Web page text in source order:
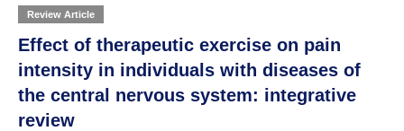
Review Article
Effect of therapeutic exercise on pain
intensity in individuals with diseases of
the central nervous system: integrative
review